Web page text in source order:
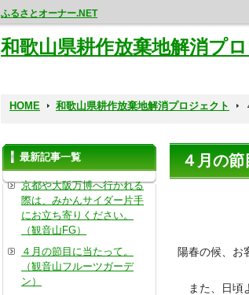
ふるさとオーナー.NET
和歌山県耕作放棄地解消プ
HOME 和歌山県耕作放棄地解消プロジェクト
４月の節
陽春の候、お
また、日頃
最新記事一覧
京都や大阪万博へ行かれる
際は、みかんサイダー片手
にお立ち寄りください。
（観音山FG）
４月の節目に当たって。
（観音山フルーツガーデ
ン）